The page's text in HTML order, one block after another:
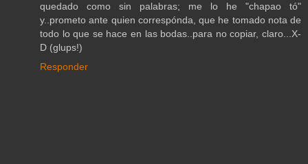
quedado como sin palabras; me lo he "chapao tó"
y..prometo ante quien correspónda, que he tomado nota de
todo lo que se hace en las bodas..para no copiar, claro...X-
D (glups!)
Responder